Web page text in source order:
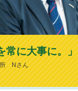
常に大事に。」
所 Nさん